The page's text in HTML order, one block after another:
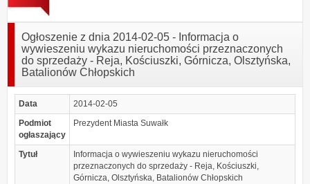
Ogłoszenie z dnia 2014-02-05 - Informacja o
wywieszeniu wykazu nieruchomości przeznaczonych
do sprzedaży - Reja, Kościuszki, Górnicza, Olsztyńska,
Batalionów Chłopskich
Data
2014-02-05
Podmiot
ogłaszający
Prezydent Miasta Suwałk
Tytuł
Informacja o wywieszeniu wykazu nieruchomości
przeznaczonych do sprzedaży - Reja, Kościuszki,
Górnicza, Olsztyńska, Batalionów Chłopskich